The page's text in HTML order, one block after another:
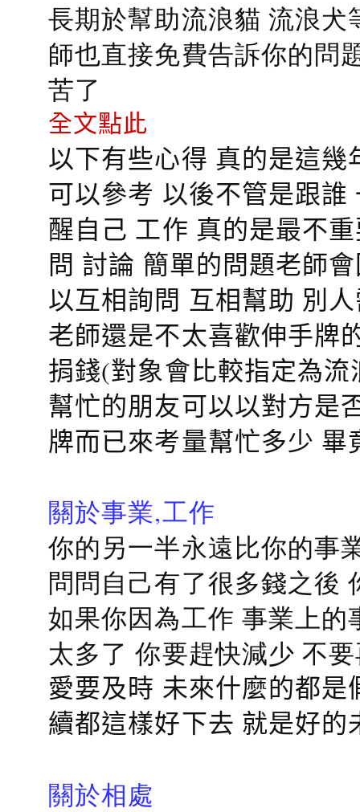
長期於幫助流浪貓 流浪
師也直接免費告訴你的問
苦了
全文點此
以下有些心得 真的是這
可以參考 以後不管是跟
醒自己 工作 真的是最不
問 討論 簡單的問題老師
以互相詢問 互相幫助 別
老師還是不太喜歡伸手牌
捐錢(對象會比較指定為
幫忙的朋友可以以對方是
牌而已來考量幫忙多少
關於事業,工作
你的另一半永遠比你的事
問問自己有了很多錢之後
如果你因為工作 事業上
太多了 你要趕快減少 不
愛要及時 未來什麼的都
續都這樣好下去 就是好的
關於相處